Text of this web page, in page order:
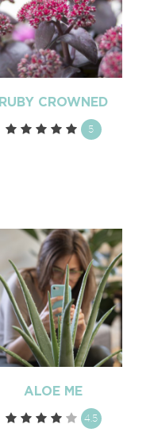
RUBY CROWNED
5
ALOE ME
4.5